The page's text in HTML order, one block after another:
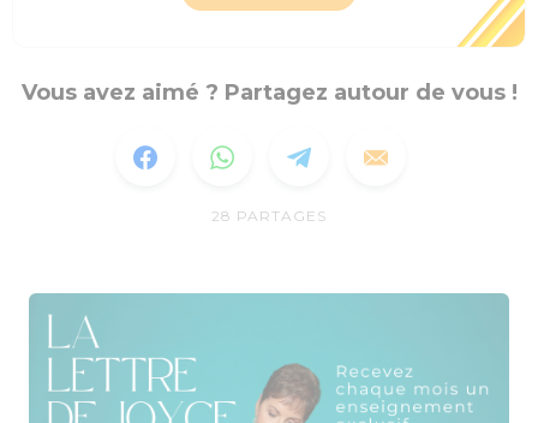
Vous avez aimé ? Partagez autour de vous !
28 PARTAGES